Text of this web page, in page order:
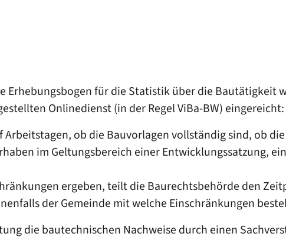
Erhebungsbogen für die Statistik über die Bautätigkeit
Onlinedienst (in der Regel ViBa-BW) eingereicht:
ob die Bauvorlagen vollständig sind, ob
im Geltungsbereich einer Entwicklungssatzung,
ergeben, teilt die Baurechtsbehörde den
der Gemeinde mit welche Einschränkungen
die bautechnischen Nachweise durch einen